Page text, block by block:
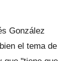
González
el tema de